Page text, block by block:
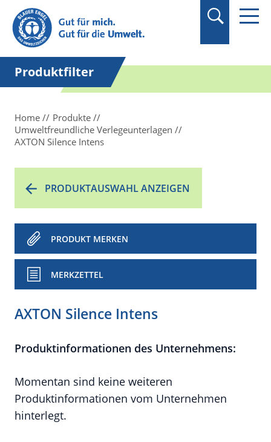
Suchbegriff in
Anführungszeichen
setzen.
Produktfilter
Home
Produkte
Umweltfreundliche Verlegeunterlagen
AXTON Silence Intens
PRODUKTAUSWAHL ANZEIGEN
PRODUKT MERKEN
MERKZETTEL
AXTON Silence Intens
Produktinformationen des Unternehmens:
Momentan sind keine weiteren
Produktinformationen vom Unternehmen
hinterlegt.